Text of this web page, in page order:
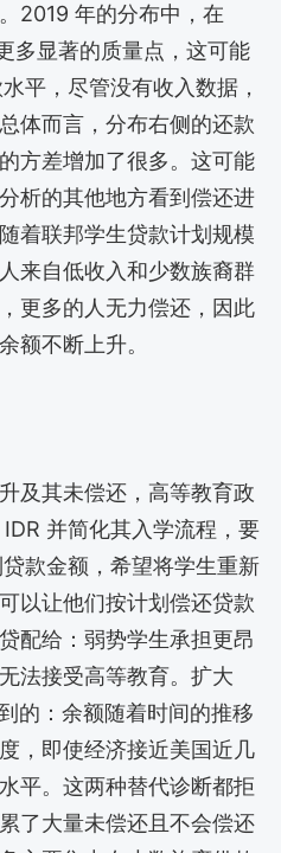
2019 年的分布中，在
多显著的质量点，这可能
平，尽管没有收入数据，
体而言，分布右侧的还款
方差增加了很多。这可能
析的其他地方看到偿还进
着联邦学生贷款计划规模
来自低收入和少数族裔群
更多的人无力偿还，因此
额不断上升。
及其未偿还，高等教育政
并简化其入学流程，要
款金额，希望将学生重新
以让他们按计划偿还贷款
配给：弱势学生承担更昂
法接受高等教育。扩大
的：余额随着时间的推移
，即使经济接近美国近几
平。这两种替代诊断都拒
了大量未偿还且不会偿还